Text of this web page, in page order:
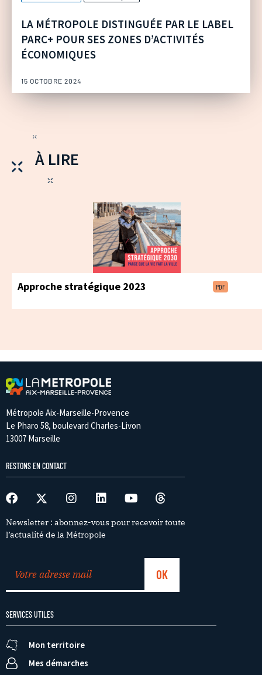
LA MÉTROPOLE DISTINGUÉE PAR LE LABEL
PARC+ POUR SES ZONES D’ACTIVITÉS
ÉCONOMIQUES
15 OCTOBRE 2024
À LIRE
Approche stratégique 2023 PDF
Métropole Aix-Marseille-Provence
Le Pharo 58, boulevard Charles-Livon
13007 Marseille
RESTONS EN CONTACT
Newsletter : abonnez-vous pour recevoir toute
l’actualité de la Métropole
SERVICES UTILES
Mon territoire
Mes démarches